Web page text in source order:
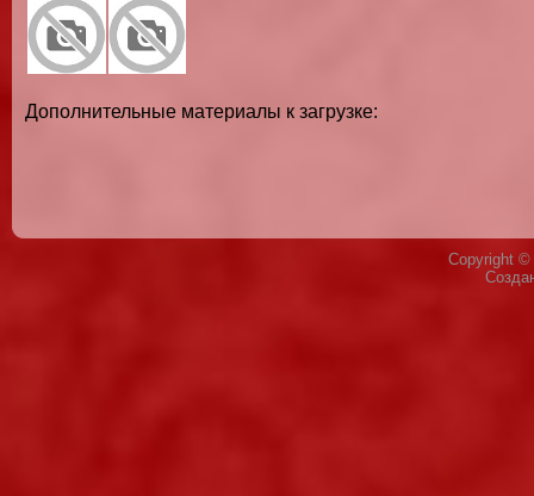
Дополнительные материалы к загрузке:
Copyright